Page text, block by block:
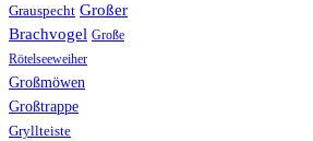
Grauspecht Großer
Brachvogel Große
Rötelseeweiher
Großmöwen
Großtrappe
Gryllteiste